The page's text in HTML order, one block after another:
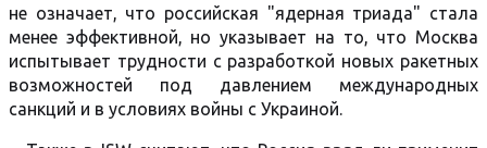
не означает, что российская "ядерная триада" стала
менее эффективной, но указывает на то, что Москва
испытывает трудности с разработкой новых ракетных
возможностей под давлением международных
санкций и в условиях войны с Украиной.